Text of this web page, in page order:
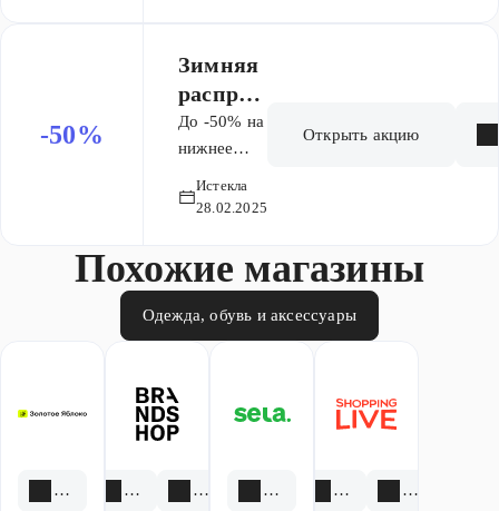
-50%
Зимняя
распрод
ажа!
Скидки
до50%
До -50% на
нижнее
одежду для
отдыха.
Истекла
28.02.2025
Открыть акцию
Похожие магазины
Одежда, обувь и аксессуары
1 скидка 1 акция 2 скидки 3 акции 2 акции 2 скидки